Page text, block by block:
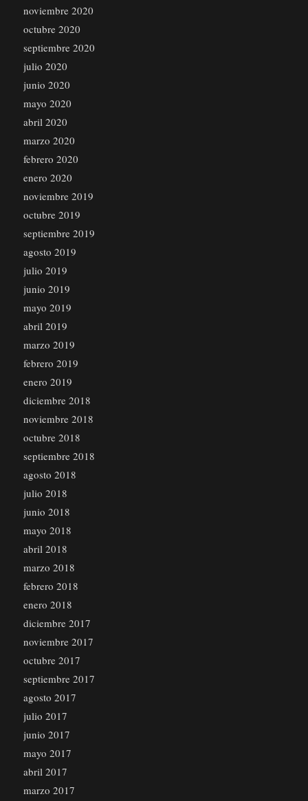
noviembre 2020
octubre 2020
septiembre 2020
julio 2020
junio 2020
mayo 2020
abril 2020
marzo 2020
febrero 2020
enero 2020
noviembre 2019
octubre 2019
septiembre 2019
agosto 2019
julio 2019
junio 2019
mayo 2019
abril 2019
marzo 2019
febrero 2019
enero 2019
diciembre 2018
noviembre 2018
octubre 2018
septiembre 2018
agosto 2018
julio 2018
junio 2018
mayo 2018
abril 2018
marzo 2018
febrero 2018
enero 2018
diciembre 2017
noviembre 2017
octubre 2017
septiembre 2017
agosto 2017
julio 2017
junio 2017
mayo 2017
abril 2017
marzo 2017